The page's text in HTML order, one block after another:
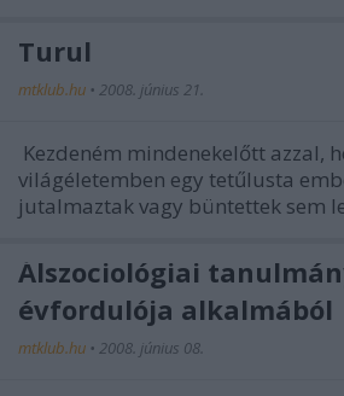
Turul
mtklub.hu • 2008. június 21.
Kezdeném mindenekelőtt azzal,
világéletemben egy tetűlusta
jutalmaztak vagy büntettek sem
Álszociológiai
évfordulója alkalmából
mtklub.hu • 2008. június 08.